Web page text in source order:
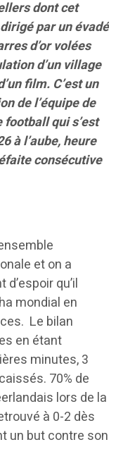
dont cet
par un évadé
d’or volées
d’un village
film. C’est un
de l’équipe de
football qui s’est
à l’aube, heure
consécutive
et on a
qu’il
mondial en
Le bilan
en étant
minutes, 3
70% de
lors de la
à 0-2 dès
un but contre son